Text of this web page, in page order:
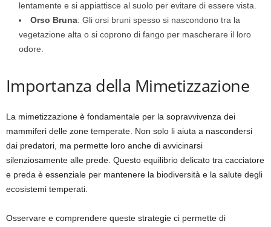
lentamente e si appiattisce al suolo per evitare di essere vista.
Orso Bruna: Gli orsi bruni spesso si nascondono tra la
vegetazione alta o si coprono di fango per mascherare il loro
odore.
Importanza della Mimetizzazione
La mimetizzazione è fondamentale per la sopravvivenza dei
mammiferi delle zone temperate. Non solo li aiuta a nascondersi
dai predatori, ma permette loro anche di avvicinarsi
silenziosamente alle prede. Questo equilibrio delicato tra cacciatore
e preda è essenziale per mantenere la biodiversità e la salute degli
ecosistemi temperati.
Osservare e comprendere queste strategie ci permette di